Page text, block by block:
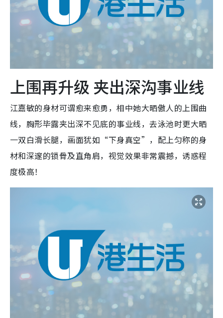
上围再升级 夹出深沟事业线
江嘉敏的身材可谓愈来愈勇，相中她大晒傲人的上围曲
线， 胸形毕露夹出深不见底的事业线，去泳池时更大晒
一双白滑长腿，画面犹如“下身真空”，配上匀称的身
材和深邃的锁骨及直角肩， 视觉效果非常震撼，诱惑程
度极高！